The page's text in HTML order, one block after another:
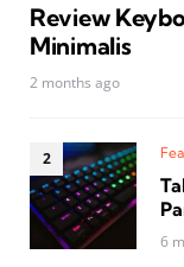
Review
Minimalis
2 months ago
6